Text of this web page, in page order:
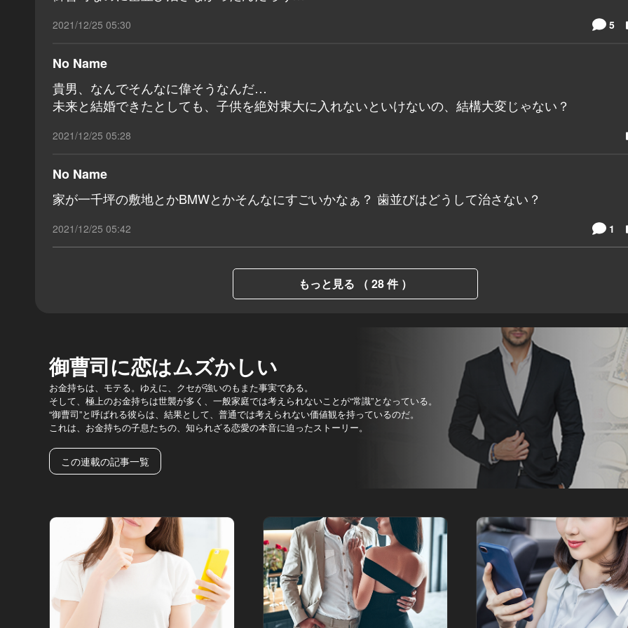
2021/12/25 05:30 5
No Name
貴男、なんでそんなに偉そうなんだ…
未来と結婚できたとしても、子供を絶対東大に入れないといけないの、結構大変じゃない？
2021/12/25 05:28
No Name
家が一千坪の敷地とかBMWとかそんなにすごいかなぁ？ 歯並びはどうして治さない？
2021/12/25 05:42 1
もっと見る （ 28 件 ）
御曹司に恋はムズかしい
お金持ちは、モテる。ゆえに、クセが強いのもまた事実である。
そして、極上のお金持ちは世襲が多く、一般家庭では考えられないことが“常識”となっている。
“御曹司”と呼ばれる彼らは、結果として、普通では考えられない価値観を持っているのだ。
これは、お金持ちの子息たちの、知られざる恋愛の本音に迫ったストーリー。
この連載の記事一覧